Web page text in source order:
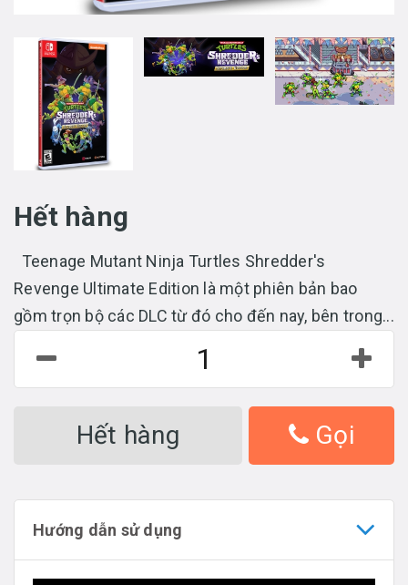
Hết hàng
Teenage Mutant Ninja Turtles Shredder's
Revenge Ultimate Edition là một phiên bản bao
gồm trọn bộ các DLC từ đó cho đến nay, bên trong...
Hết hàng Gọi
Hướng dẫn sử dụng